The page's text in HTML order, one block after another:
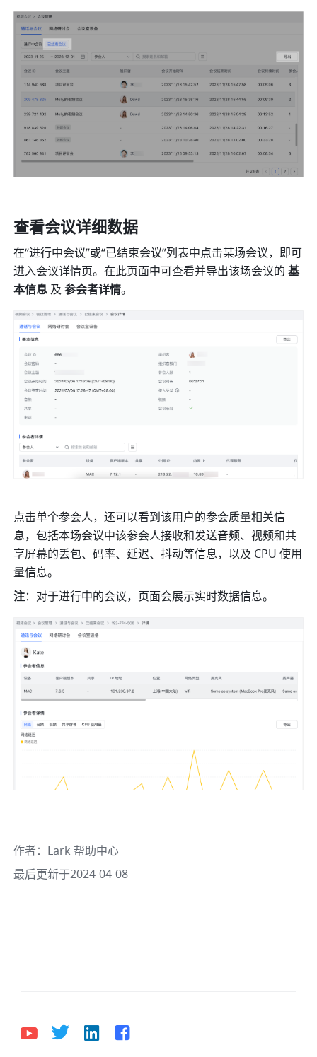
查看会议详细数据
在“进行中会议”或“已结束会议”列表中点击某场会议，即可
进入会议详情页。在此页面中可查看并导出该场会议的 基
本信息 及 参会者详情。
点击单个参会人，还可以看到该用户的参会质量相关信
息，包括本场会议中该参会人接收和发送音频、视频和共
享屏幕的丢包、码率、延迟、抖动等信息，以及 CPU 使用
量信息。
注：对于进行中的会议，页面会展示实时数据信息。
作者： Lark 帮助中心
最后更新于2024-04-08